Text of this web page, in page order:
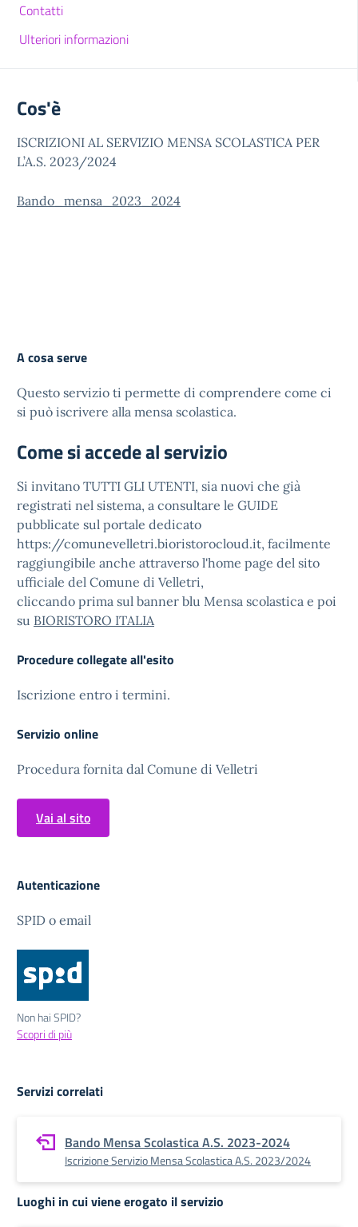
Contatti
Ulteriori informazioni
Cos'è
ISCRIZIONI AL SERVIZIO MENSA SCOLASTICA PER
L’A.S. 2023/2024
Bando_mensa_2023_2024
A cosa serve
Questo servizio ti permette di comprendere come ci
si può iscrivere alla mensa scolastica.
Come si accede al servizio
Si invitano TUTTI GLI UTENTI, sia nuovi che già
registrati nel sistema, a consultare le GUIDE
pubblicate sul portale dedicato
https://comunevelletri.bioristorocloud.it, facilmente
raggiungibile anche attraverso l'home page del sito
ufficiale del Comune di Velletri,
cliccando prima sul banner blu Mensa scolastica e poi
su BIORISTORO ITALIA
Procedure collegate all'esito
Iscrizione entro i termini.
Servizio online
Procedura fornita dal Comune di Velletri
Vai al sito
Autenticazione
SPID o email
Non hai SPID?
Scopri di più
Servizi correlati
Bando Mensa Scolastica A.S. 2023-2024
Iscrizione Servizio Mensa Scolastica A.S. 2023/2024
Luoghi in cui viene erogato il servizio